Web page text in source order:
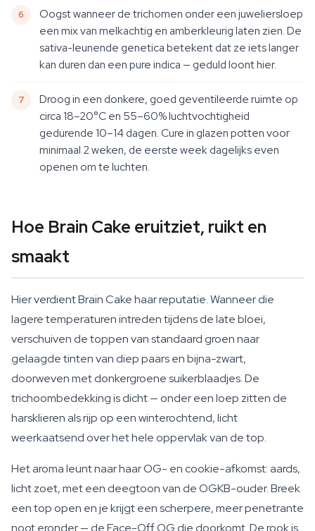
Oogst wanneer de trichomen onder een juweliersloep
een mix van melkachtig en amberkleurig laten zien. De
sativa-leunende genetica betekent dat ze iets langer
kan duren dan een pure indica — geduld loont hier.
Droog in een donkere, goed geventileerde ruimte op
circa 18–20°C en 55–60% luchtvochtigheid
gedurende 10–14 dagen. Cure in glazen potten voor
minimaal 2 weken, de eerste week dagelijks even
openen om te luchten.
Hoe Brain Cake eruitziet, ruikt en
smaakt
Hier verdient Brain Cake haar reputatie. Wanneer die
lagere temperaturen intreden tijdens de late bloei,
verschuiven de toppen van standaard groen naar
gelaagde tinten van diep paars en bijna-zwart,
doorweven met donkergroene suikerblaadjes. De
trichoombedekking is dicht — onder een loep zitten de
harsklieren als rijp op een winterochtend, licht
weerkaatsend over het hele oppervlak van de top.
Het aroma leunt naar haar OG- en cookie-afkomst: aards,
licht zoet, met een deegtoon van de OGKB-ouder. Breek
een top open en je krijgt een scherpere, meer penetrante
noot eronder — de Face-Off OG die doorkomt. De rook is